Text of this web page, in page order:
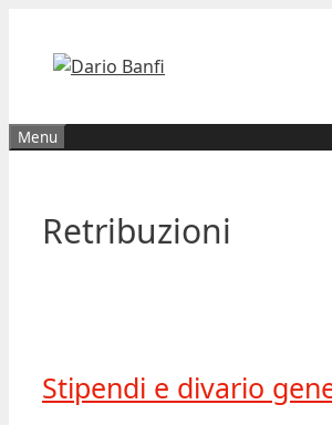
contenuto
Menu
Retribuzioni
Stipendi e divario